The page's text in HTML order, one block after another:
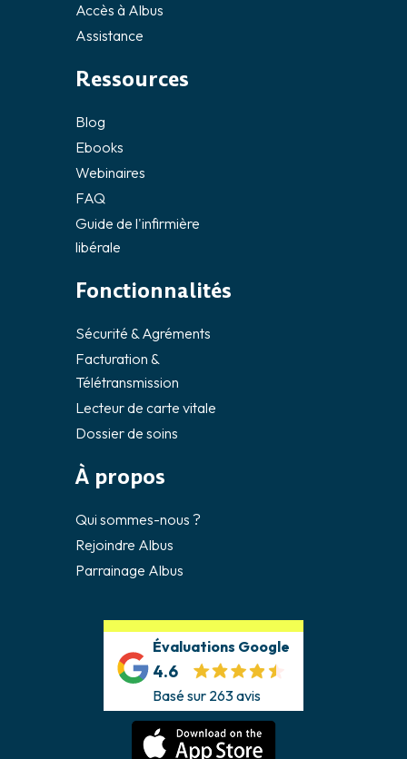
À propos
Qui sommes-nous ?
Rejoindre Albus
Parrainage Albus
Fonctionnalités
Sécurité & Agréments
Facturation &
Télétransmission
Lecteur de carte vitale
Dossier de soins
Ressources
Blog
Ebooks
Webinaires
FAQ
Guide de l'infirmière
libérale
Accès à Albus
Assistance
Évaluations Google
4.6
Basé sur 263 avis